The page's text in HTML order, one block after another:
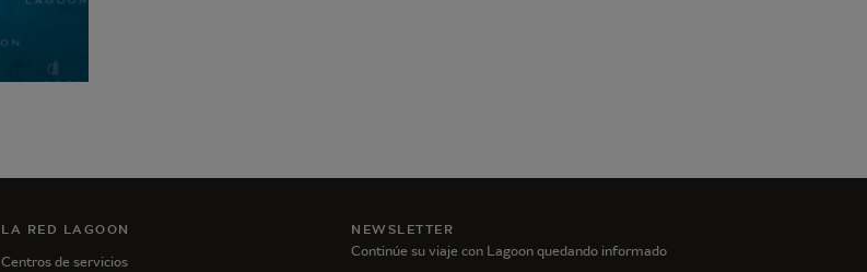
LA RED LAGOON
Centros de servicios
NEWSLETTER
Continúe su viaje con Lagoon quedando informado